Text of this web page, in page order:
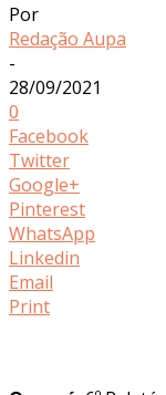
Por
Redação Aupa
-
28/09/2021
0
Facebook
Twitter
Google+
Pinterest
WhatsApp
Linkedin
Email
Print